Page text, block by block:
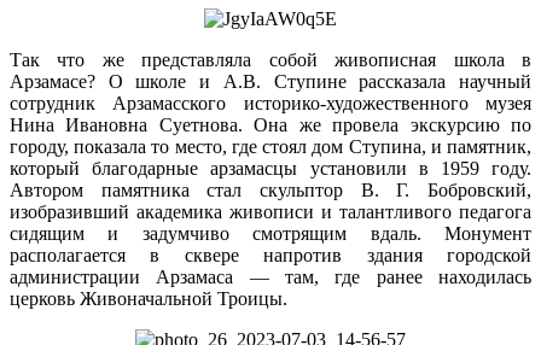
Так что же представляла собой живописная школа в
Арзамасе? О школе и А.В. Ступине рассказала научный
сотрудник Арзамасского историко-художественного музея
Нина Ивановна Суетнова. Она же провела экскурсию по
городу, показала то место, где стоял дом Ступина, и памятник,
который благодарные арзамасцы установили в 1959 году.
Автором памятника стал скульптор В. Г. Бобровский,
изобразивший академика живописи и талантливого педагога
сидящим и задумчиво смотрящим вдаль. Монумент
располагается в сквере напротив здания городской
администрации Арзамаса — там, где ранее находилась
церковь Живоначальной Троицы.